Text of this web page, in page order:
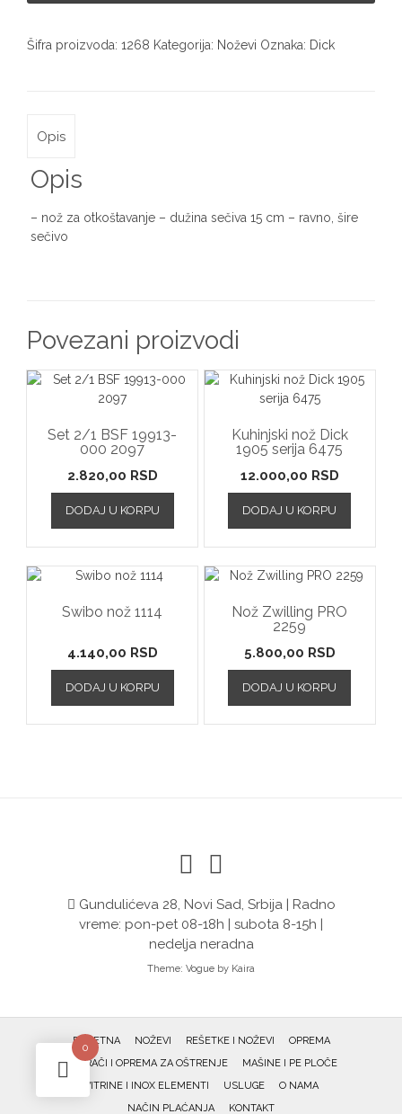
1268
Šifra proizvoda: 1268 Kategorija: Noževi Oznaka: Dick
Opis
Opis
– nož za otkoštavanje – dužina sečiva 15 cm – ravno, šire
sečivo
Povezani proizvodi
Set 2/1 BSF 19913-
000 2097
2.820,00 RSD
DODAJ U KORPU
Kuhinjski nož Dick
1905 serija 6475
12.000,00 RSD
DODAJ U KORPU
Swibo nož 1114
4.140,00 RSD
DODAJ U KORPU
Nož Zwilling PRO
2259
5.800,00 RSD
DODAJ U KORPU
Gundulićeva 28, Novi Sad, Srbija | Radno
vreme: pon-pet 08-18h | subota 8-15h |
nedelja neradna
Theme: Vogue by Kaira
POČETNA NOŽEVI REŠETKE I NOŽEVI
OPREMA
OŠTRAČI I OPREMA ZA OŠTRENJE
MAŠINE I PE PLOČE
VITRINE I INOX ELEMENTI
USLUGE
O NAMA
NAČIN PLAĆANJA
KONTAKT
0